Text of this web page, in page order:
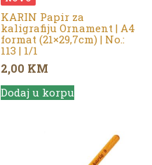
KARIN Papir za
kaligrafiju Ornament | A4
format (21×29,7cm) | No.:
113 | 1/1
2,00 KM
Dodaj u korpu